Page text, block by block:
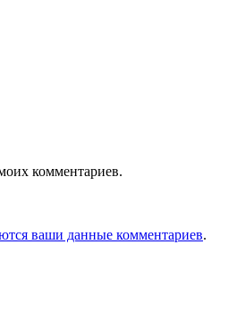
комментариев.
ваши данные комментариев.